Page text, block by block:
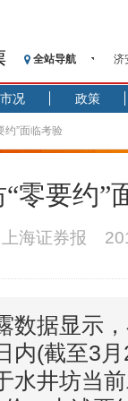
全站导航
济
【
济
基
市况 政策
约”面临考验
零要约”
海证券报
数据显示
内(截至3
水井坊当